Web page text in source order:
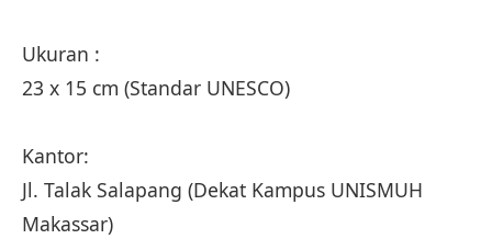
Ukuran :
23 x 15 cm (Standar UNESCO)
Kantor:
Jl. Talak Salapang (Dekat Kampus UNISMUH
Makassar)